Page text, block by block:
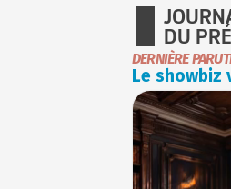
DU
DERNIÈRE
Le showbiz